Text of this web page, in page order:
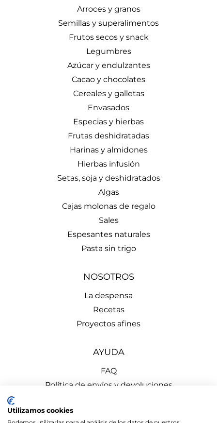
Arroces y granos
Semillas y superalimentos
Frutos secos y snack
Legumbres
Azúcar y endulzantes
Cacao y chocolates
Cereales y galletas
Envasados
Especias y hierbas
Frutas deshidratadas
Harinas y almidones
Hierbas infusión
Setas, soja y deshidratados
Algas
Cajas molonas de regalo
Sales
Espesantes naturales
Pasta sin trigo
NOSOTROS
La despensa
Recetas
Proyectos afines
AYUDA
FAQ
Política de envíos y devoluciones
Política de Privacidad
Utilizamos cookies